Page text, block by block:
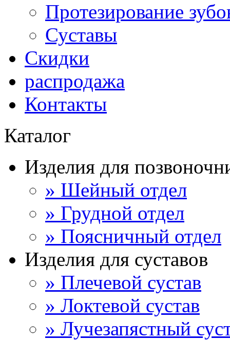
Протезирование
Суставы
Скидки
распродажа
Контакты
Каталог
Изделия для
» Шейный отдел
» Грудной отдел
» Поясничный отдел
Изделия для суставов
» Плечевой сустав
» Локтевой сустав
» Лучезапястный